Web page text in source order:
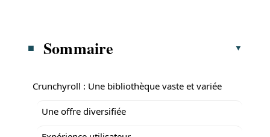
Sommaire
Crunchyroll : Une bibliothèque vaste et variée
Une offre diversifiée